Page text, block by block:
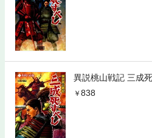
異説桃山戦記 三成
838